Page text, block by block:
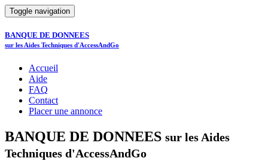
Toggle navigation
BANQUE DE DONNEES
sur les Aides Techniques d'AccessAndGo
Accueil
Aide
FAQ
Contact
Placer une annonce
BANQUE DE DONNEES sur les Aides
Techniques d'AccessAndGo